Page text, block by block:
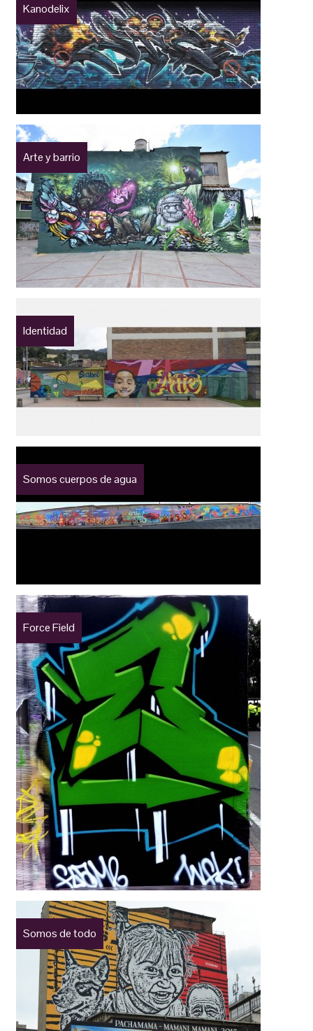
Kanodelix
Arte y barrio
Identidad
Somos cuerpos de agua
Force Field
Somos de todo